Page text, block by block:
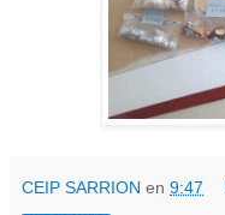
CEIP SARRION en 9:47